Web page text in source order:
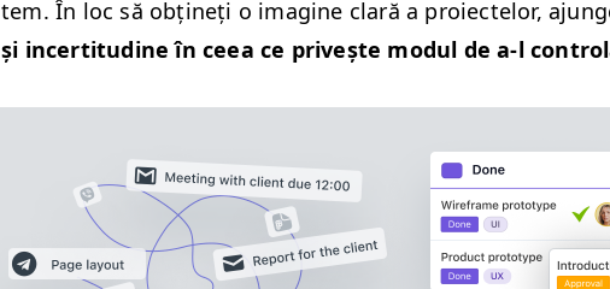
tem. În loc să obțineți o imag­ine clară a proiectelor,
și incer­ti­tu­dine în ceea ce privește mod­ul de a‑l